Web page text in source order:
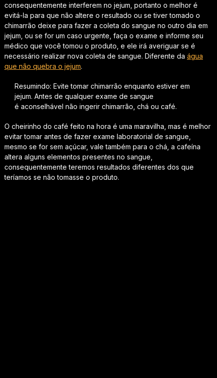
consequentemente interferem no jejum, portanto o melhor é
evitá-la para que não altere o resultado ou se tiver tomado o
chimarrão deixe para fazer a coleta do sangue no outro dia em
jejum, ou se for um caso urgente, faça o exame e informe seu
médico que você tomou o produto, e ele irá averiguar se é
necessário realizar nova coleta de sangue. Diferente da água
que não quebra o jejum.
Resumindo: Evite tomar chimarrão enquanto estiver em
jejum. Antes de qualquer exame de sangue
é aconselhável não ingerir chimarrão, chá ou café.
O cheirinho do café feito na hora é uma maravilha, mas é melhor
evitar tomar antes de fazer exame laboratorial de sangue,
mesmo se for sem açúcar, vale também para o chá, a cafeína
altera alguns elementos presentes no sangue,
consequentemente teremos resultados diferentes dos que
teríamos se não tomasse o produto.